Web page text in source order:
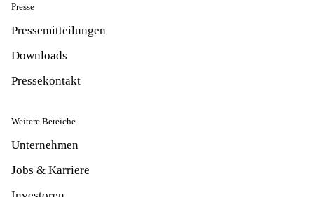
Presse
Pressemitteilungen
Downloads
Pressekontakt
Weitere Bereiche
Unternehmen
Jobs & Karriere